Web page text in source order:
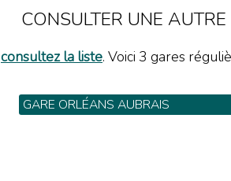
CONSULTER UNE
consultez la liste. Voici 3 gares
GARE ORLÉANS AUBRAIS